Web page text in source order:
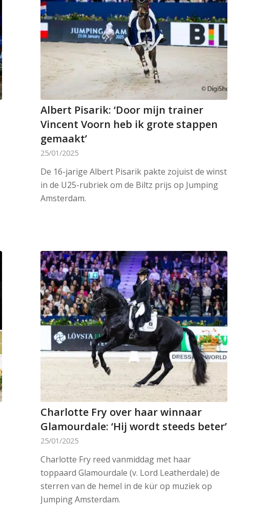
Albert Pisarik: ‘Door mijn trainer
Vincent Voorn heb ik grote stappen
gemaakt’
25/01/2025
De 16-jarige Albert Pisarik pakte zojuist de winst
in de U25-rubriek om de Biltz prijs op Jumping
Amsterdam.
Charlotte Fry over haar winnaar
Glamourdale: ‘Hij wordt steeds beter’
25/01/2025
Charlotte Fry reed vanmiddag met haar
toppaard Glamourdale (v. Lord Leatherdale) de
sterren van de hemel in de kür op muziek op
Jumping Amsterdam.